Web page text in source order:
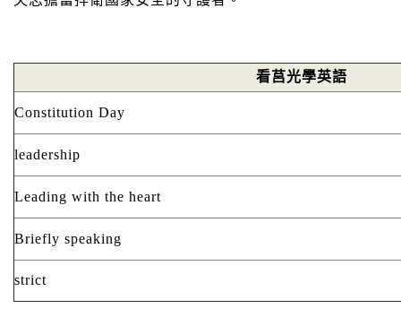
看莒光學英語
Constitution Day
leadership
Leading with the heart
Briefly speaking
strict